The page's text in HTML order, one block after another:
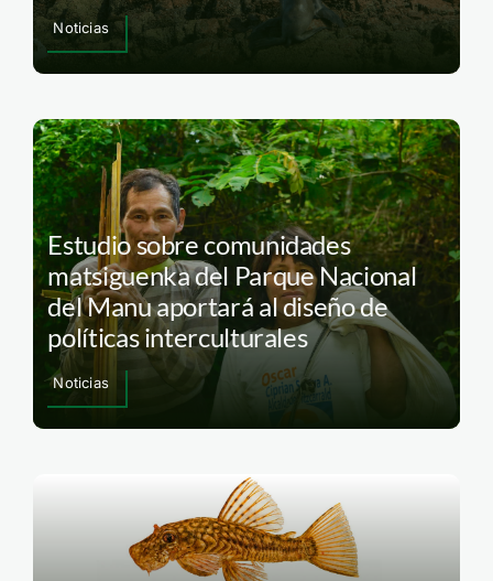
Noticias
Estudio sobre comunidades
matsiguenka del Parque Nacional
del Manu aportará al diseño de
políticas interculturales
Noticias